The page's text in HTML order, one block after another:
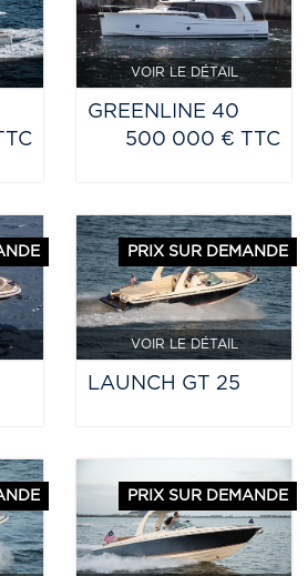
VOIR LE DÉTAIL
GREENLINE 40
500 000 € TTC
VOIR LE DÉTAIL
PRIX SUR DEMANDE
LAUNCH GT 25
PRIX SUR DEMANDE